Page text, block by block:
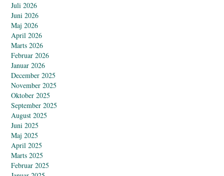
Juli 2026
Juni 2026
Maj 2026
April 2026
Marts 2026
Februar 2026
Januar 2026
December 2025
November 2025
Oktober 2025
September 2025
August 2025
Juni 2025
Maj 2025
April 2025
Marts 2025
Februar 2025